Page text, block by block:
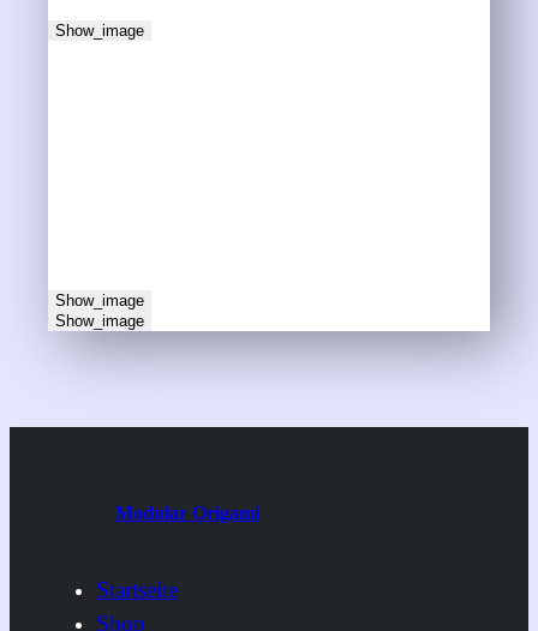
Show_image
Show_image
Show_image
Modular Origami
Startseite
Shop